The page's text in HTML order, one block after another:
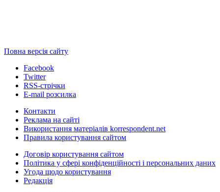
Повна версія сайту
Facebook
Twitter
RSS-стрічки
E-mail розсилка
Контакти
Реклама на сайті
Використання матеріалів korrespondent.net
Правила користування сайтом
Договір користування сайтом
Політика у сфері конфіденційності і персональних даних
Угода щодо користування
Редакція